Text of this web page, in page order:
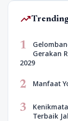
trending_up
1
Gerakan
2029
2 Manfaat
3
Terbaik